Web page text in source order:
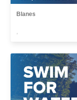
Blanes
,